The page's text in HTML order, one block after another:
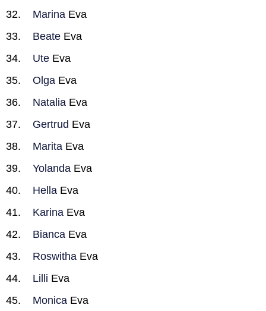
Marina Eva
Beate Eva
Ute Eva
Olga Eva
Natalia Eva
Gertrud Eva
Marita Eva
Yolanda Eva
Hella Eva
Karina Eva
Bianca Eva
Roswitha Eva
Lilli Eva
Monica Eva